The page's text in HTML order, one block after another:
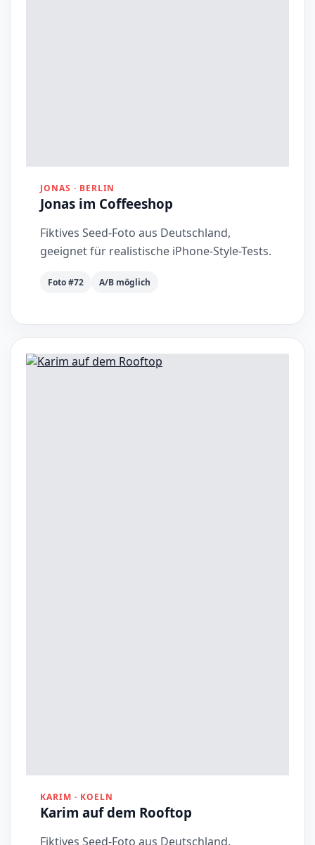
JONAS · BERLIN
Jonas im Coffeeshop
Fiktives Seed-Foto aus Deutschland,
geeignet für realistische iPhone-Style-Tests.
Foto #72 A/B möglich
KARIM · KOELN
Karim auf dem Rooftop
Fiktives Seed-Foto aus Deutschland,